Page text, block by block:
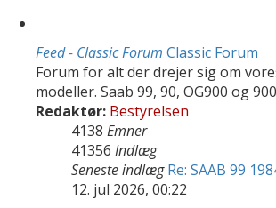
Feed - Classic Forum Classic Forum
Forum for alt der drejer sig om
modeller. Saab 99, 90, OG900 og
Redaktør: Bestyrelsen
4138 Emner
41356 Indlæg
Seneste indlæg Re: SAAB 99
12. jul 2026, 00:22